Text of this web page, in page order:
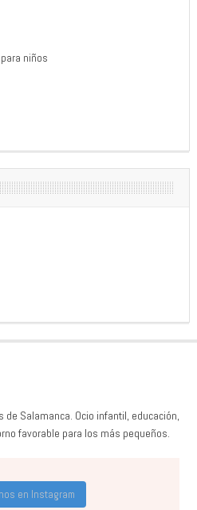
niños
Salamanca. Ocio infantil, educación,
favorable para los más pequeños.
en Instagram